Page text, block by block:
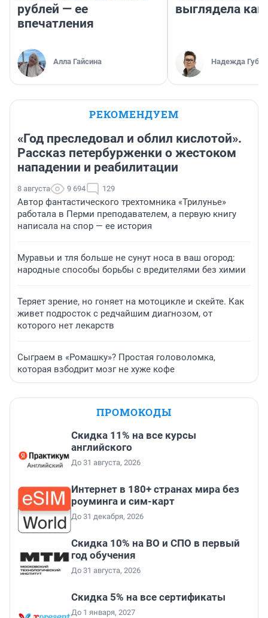
рублей — ее
впечатления
Алла Гайсина
выглядела как
Надежда
РЕКОМЕНДУЕМ
«Год преследовал и облил кислотой».
Рассказ петербурженки о жестоком
нападении и реабилитации
8 августа 9 694 129
Автор фантастического трехтомника «Трилунье»
работала в Перми преподавателем, а первую книгу
написала на спор — ее история
Муравьи и тля больше не сунут носа в ваш огород:
народные способы борьбы с вредителями без химии
Теряет зрение, но гоняет на мотоцикле и скейте. Как
живет подросток с редчайшим диагнозом, от
которого нет лекарств
Сыграем в «Ромашку»? Простая головоломка,
которая взбодрит мозг не хуже кофе
ПРОМОКОДЫ
Скидка 11% на все курсы
английского
До 31 августа, 2026
Интернет в 180+ странах мира без
роуминга и сим-карт
До 31 декабря, 2026
Скидка 10% на ВО и СПО в первый
год обучения
До 31 августа, 2026
Скидка 5% на все сертификаты
До 1 января, 2027